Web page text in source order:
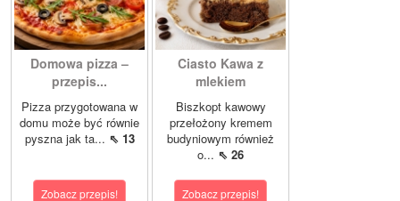
Domowa pizza –
przepis...
Pizza przygotowana w
domu może być równie
pyszna jak ta... ⇖ 13
Zobacz przepis!
Ciasto Kawa z
mlekiem
Biszkopt kawowy
przełożony kremem
budyniowym również
o... ⇖ 26
Zobacz przepis!